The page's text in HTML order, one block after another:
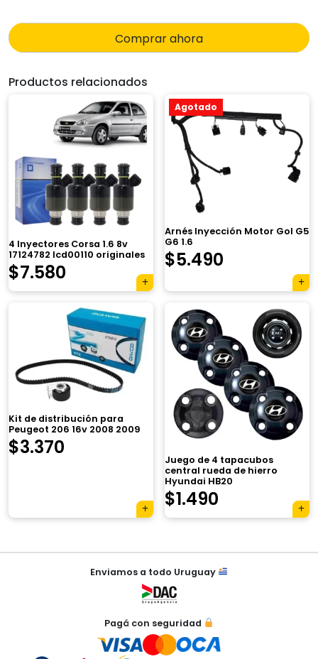
Comprar ahora
Productos relacionados
4 Inyectores Corsa 1.6 8v
17124782 Icd00110 originales
$7.580
Agotado
Arnés Inyección Motor Gol G5
G6 1.6
$5.490
Kit de distribución para
Peugeot 206 16v 2008 2009
$3.370
Juego de 4 tapacubos
central rueda de hierro
Hyundai HB20
$1.490
NavegaciónEnviamos a todo Uruguay
Pagá con seguridad
×
Tu carrito está vacío.
automáticamente.